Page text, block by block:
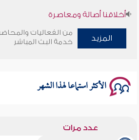
أخلاقنا أصالة ومعاصرة
وأمنهم من خوف 9
المزيد
من الفعاليات
خدمة البث المباشر
الأكثر استماعا لهذا الشهر
عدد مرات